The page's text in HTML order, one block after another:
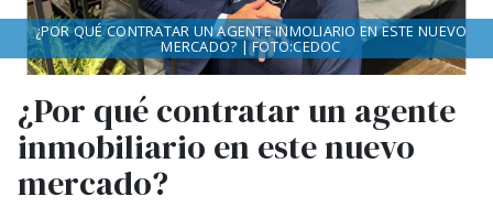
¿Por qué contratar un agente
inmobiliario en este nuevo
mercado?
¿POR QUÉ CONTRATAR UN AGENTE INMOLIARIO EN ESTE NUEVO
MERCADO? | FOTO:CEDOC